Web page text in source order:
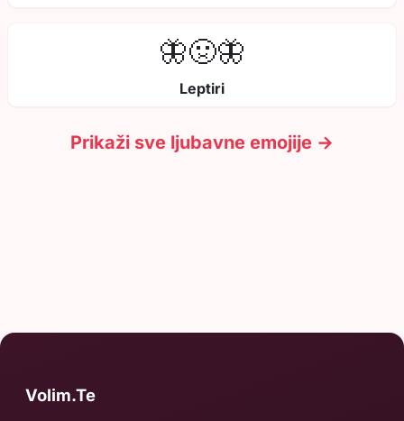
🦋🤢🦋
Leptiri
Prikaži sve ljubavne emojije →
Volim.Te